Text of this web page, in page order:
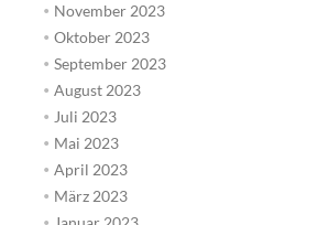
November 2023
Oktober 2023
September 2023
August 2023
Juli 2023
Mai 2023
April 2023
März 2023